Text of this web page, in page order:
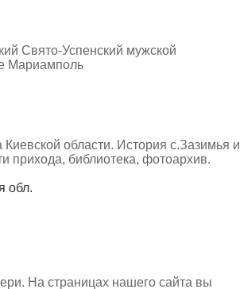
Свято-Успенский мужской
Мариамполь
области. История с.Зазимья и
прихода, библиотека, фотоархив.
обл.
На страницах нашего сайта вы